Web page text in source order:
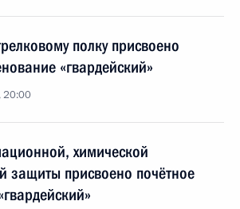
полку присвоено
«гвардейский»
20:00
химической
защиты присвоено почётное